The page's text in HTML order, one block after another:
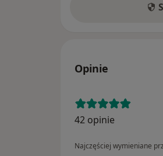
Opinie
42 opinie
Najczęściej wymieniane